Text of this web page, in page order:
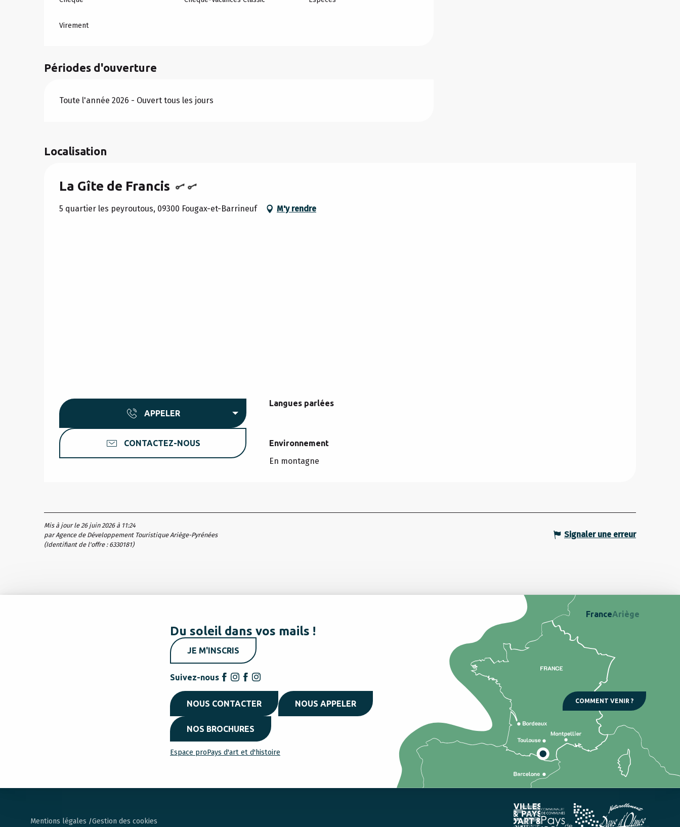
Virement
Périodes d'ouverture
Toute l'année 2026 - Ouvert tous les jours
Localisation
La Gîte de Francis
5 quartier les peyroutous, 09300 Fougax-et-Barrineuf M'y rendre
APPELER
CONTACTEZ-NOUS
Langues parlées
Langues parlées
Environnement
Environnement
En montagne
Mis à jour le 26 juin 2026 à 11:24
par Agence de Développement Touristique Ariège-Pyrénées
(Identifiant de l'offre : 6330181)
Signaler une erreur
Du soleil dans vos mails !
JE M'INSCRIS
Suivez-nous
NOUS CONTACTER NOUS APPELER
NOS BROCHURES
Espace proPays d'art et d'histoire
COMMENT VENIR ?
FranceAriège
Mentions légales Gestion des cookies